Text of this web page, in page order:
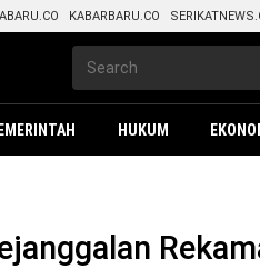
KABARBARU.CO
HUKUM